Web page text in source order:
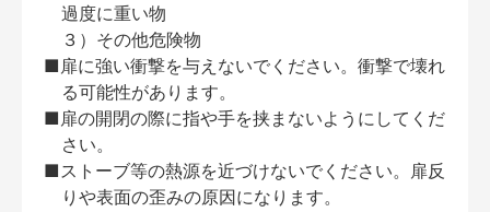
過度に重い物
３）その他危険物
■扉に強い衝撃を与えないでください。衝撃で壊れ
る可能性があります。
■扉の開閉の際に指や手を挟まないようにしてくだ
さい。
■ストーブ等の熱源を近づけないでください。扉反
りや表面の歪みの原因になります。